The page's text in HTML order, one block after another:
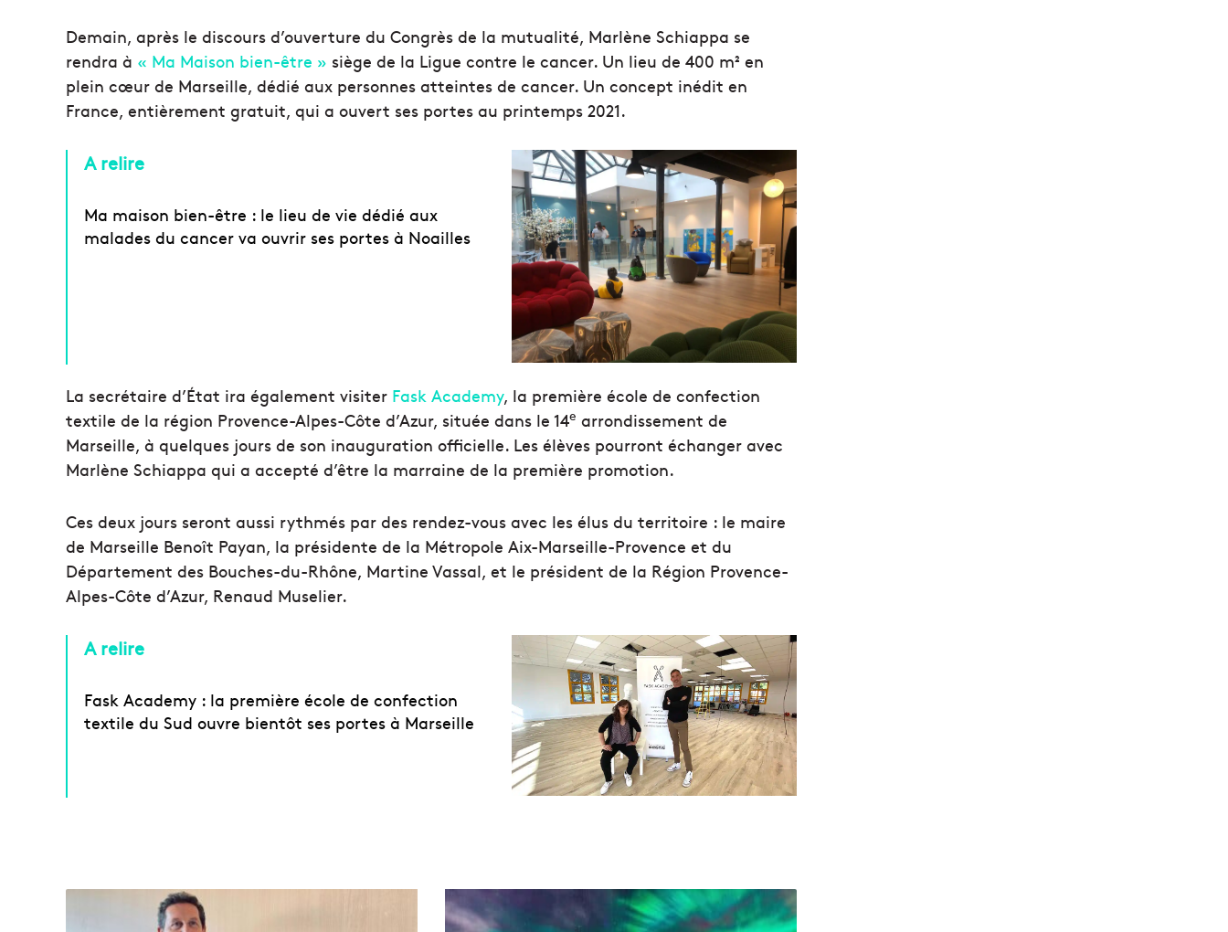
Demain, après le discours d’ouverture du Congrès de la mutualité, Marlène Schiappa se
rendra à « Ma Maison bien-être » siège de la Ligue contre le cancer. Un lieu de 400 m² en
plein cœur de Marseille, dédié aux personnes atteintes de cancer. Un concept inédit en
France, entièrement gratuit, qui a ouvert ses portes au printemps 2021.
A relire
Ma maison bien-être : le lieu de vie dédié aux
malades du cancer va ouvrir ses portes à Noailles
La secrétaire d’État ira également visiter Fask Academy, la première école de confection
textile de la région Provence-Alpes-Côte d’Azur, située dans le 14e arrondissement de
Marseille, à quelques jours de son inauguration officielle. Les élèves pourront échanger avec
Marlène Schiappa qui a accepté d’être la marraine de la première promotion.
Ces deux jours seront aussi rythmés par des rendez-vous avec les élus du territoire : le maire
de Marseille Benoît Payan, la présidente de la Métropole Aix-Marseille-Provence et du
Département des Bouches-du-Rhône, Martine Vassal, et le président de la Région Provence-
Alpes-Côte d’Azur, Renaud Muselier.
A relire
Fask Academy : la première école de confection
textile du Sud ouvre bientôt ses portes à Marseille
D
e